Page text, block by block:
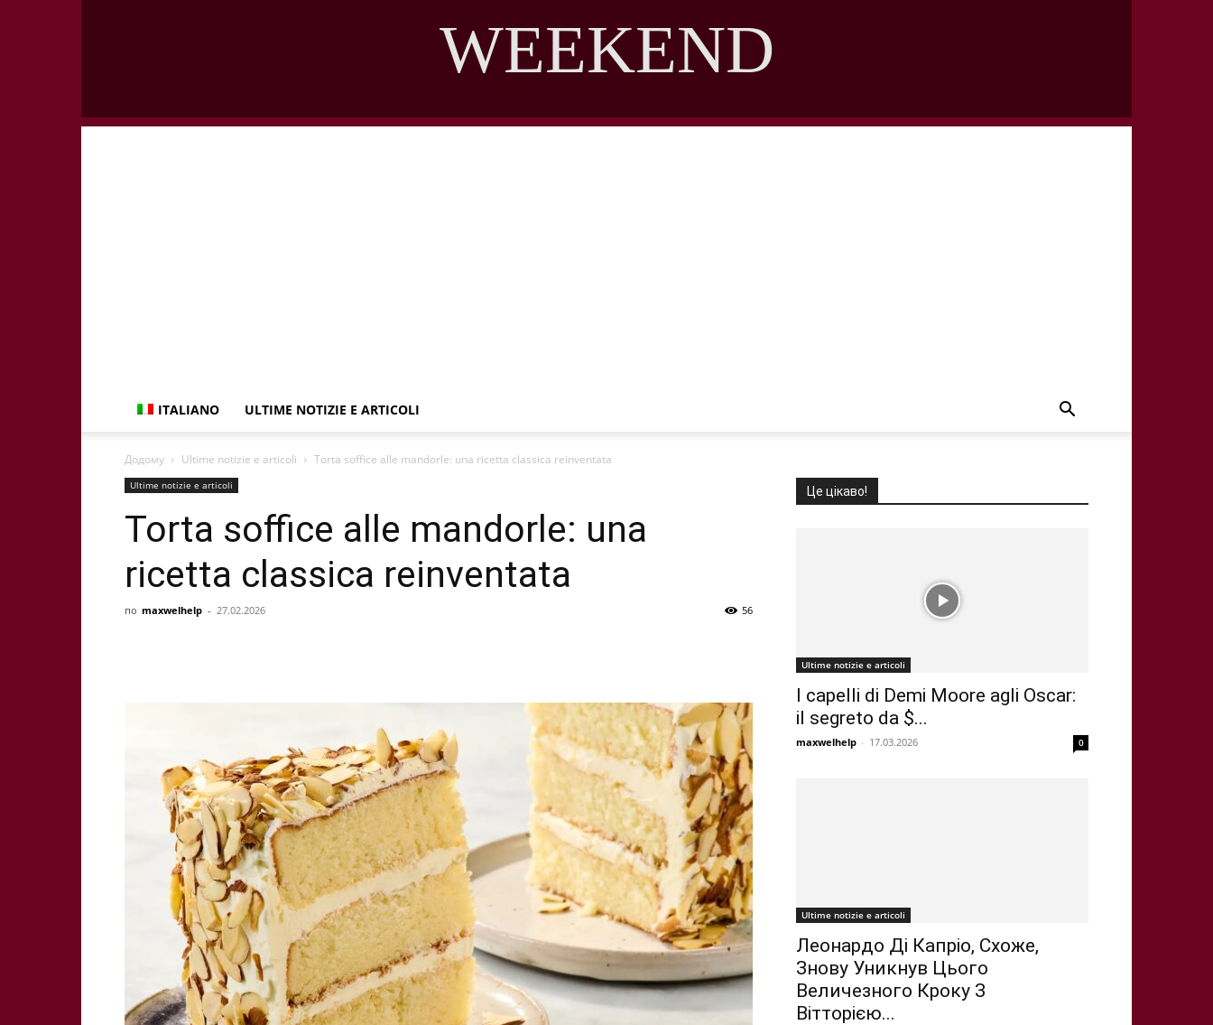
WEEKEND
ITALIANO ULTIME NOTIZIE E ARTICOLI
Додому Ultime notizie e articoli Torta soffice alle mandorle: una ricetta classica reinventata
Ultime notizie e articoli
Torta soffice alle mandorle: una
ricetta classica reinventata
по maxwelhelp - 27.02.2026 56
Це цікаво!
Ultime notizie e articoli
I capelli di Demi Moore agli Oscar:
il segreto da $...
maxwelhelp - 17.03.2026 0
Ultime notizie e articoli
Леонардо Ді Капріо, Схоже,
Знову Уникнув Цього
Величезного Кроку З
Вітторією...